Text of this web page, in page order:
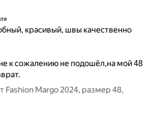
красивый, швы качественно
к сожалению не подошёл,на мой 48
Fashion Margo 2024, размер 48,